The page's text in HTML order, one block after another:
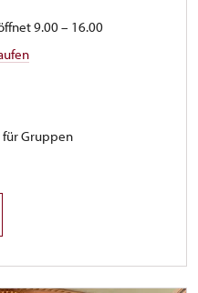
9.00 – 16.00
Gruppen